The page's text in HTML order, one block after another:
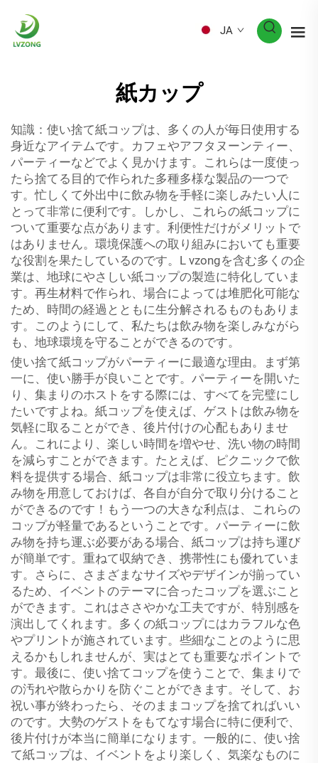
JA
紙カップ
知識：使い捨て紙コップは、多くの人が毎日使用する
身近なアイテムです。カフェやアフタヌーンティー、
パーティーなどでよく見かけます。これらは一度使っ
たら捨てる目的で作られた多種多様な製品の一つで
す。忙しくて外出中に飲み物を手軽に楽しみたい人に
とって非常に便利です。しかし、これらの紙コップに
ついて重要な点があります。利便性だけがメリットで
はありません。環境保護への取り組みにおいても重要
な役割を果たしているのです。L vzongを含む多くの企
業は、地球にやさしい紙コップの製造に特化していま
す。再生材料で作られ、場合によっては堆肥化可能な
ため、時間の経過とともに生分解されるものもありま
す。このようにして、私たちは飲み物を楽しみながら
も、地球環境を守ることができるのです。
使い捨て紙コップがパーティーに最適な理由。まず第
一に、使い勝手が良いことです。パーティーを開いた
り、集まりのホストをする際には、すべてを完璧にし
たいですよね。紙コップを使えば、ゲストは飲み物を
気軽に取ることができ、後片付けの心配もありませ
ん。これにより、楽しい時間を増やせ、洗い物の時間
を減らすことができます。たとえば、ピクニックで飲
料を提供する場合、紙コップは非常に役立ちます。飲
み物を用意しておけば、各自が自分で取り分けること
ができるのです！もう一つの大きな利点は、これらの
コップが軽量であるということです。パーティーに飲
み物を持ち運ぶ必要がある場合、紙コップは持ち運び
が簡単です。重ねて収納でき、携帯性にも優れていま
す。さらに、さまざまなサイズやデザインが揃ってい
るため、イベントのテーマに合ったコップを選ぶこと
ができます。これはささやかな工夫ですが、特別感を
演出してくれます。多くの紙コップにはカラフルな色
やプリントが施されています。些細なことのように思
えるかもしれませんが、実はとても重要なポイントで
す。最後に、使い捨てコップを使うことで、集まりで
の汚れや散らかりを防ぐことができます。そして、お
祝い事が終わったら、そのままコップを捨てればいい
のです。大勢のゲストをもてなす場合に特に便利で、
後片付けが本当に簡単になります。一般的に、使い捨
て紙コップは、イベントをより楽しく、気楽なものに